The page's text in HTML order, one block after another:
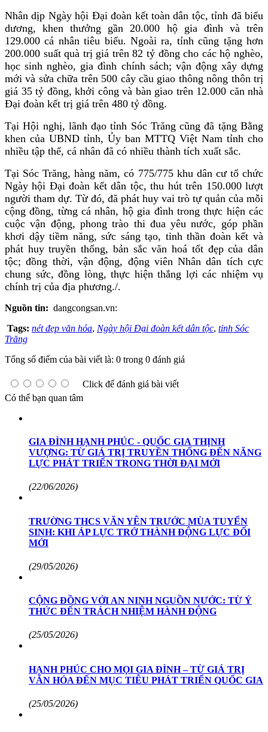
Nhân dịp Ngày hội Đại đoàn kết toàn dân tộc, tỉnh đã biểu
dương, khen thưởng gần 20.000 hộ gia đình và trên
129.000 cá nhân tiêu biểu. Ngoài ra, tỉnh cũng tặng hơn
200.000 suất quà trị giá trên 82 tỷ đồng cho các hộ nghèo,
học sinh nghèo, gia đình chính sách; vận động xây dựng
mới và sửa chữa trên 500 cây cầu giao thông nông thôn trị
giá 35 tỷ đồng, khởi công và bàn giao trên 12.000 căn nhà
Đại đoàn kết trị giá trên 480 tỷ đồng.
Tại Hội nghị, lãnh đạo tỉnh Sóc Trăng cũng đã tặng Bằng
khen của UBND tỉnh, Ủy ban MTTQ Việt Nam tỉnh cho
nhiều tập thể, cá nhân đã có nhiều thành tích xuất sắc.
Tại Sóc Trăng, hàng năm, có 775/775 khu dân cư tổ chức
Ngày hội Đại đoàn kết dân tộc, thu hút trên 150.000 lượt
người tham dự. Từ đó, đã phát huy vai trò tự quản của mỗi
cộng đồng, từng cá nhân, hộ gia đình trong thực hiện các
cuộc vận động, phong trào thi đua yêu nước, góp phần
khơi dậy tiềm năng, sức sáng tạo, tinh thần đoàn kết và
phát huy truyền thống, bản sắc văn hoá tốt đẹp của dân
tộc; đồng thời, vận động, động viên Nhân dân tích cực
chung sức, đồng lòng, thực hiện thắng lợi các nhiệm vụ
chính trị của địa phương./.
Nguồn tin: dangcongsan.vn:
Tags: nét đẹp văn hóa, Ngày hội Đại đoàn kết dân tộc, tỉnh Sóc
Trăng
Tổng số điểm của bài viết là: 0 trong 0 đánh giá
Click để đánh giá bài viết
Có thể bạn quan tâm
GIA ĐÌNH HẠNH PHÚC - QUỐC GIA THỊNH
VƯỢNG: TỪ GIÁ TRỊ TRUYỀN THỐNG ĐẾN NĂNG
LỰC PHÁT TRIỂN TRONG THỜI ĐẠI MỚI
(22/06/2026)
TRƯỜNG THCS VĂN YÊN TRƯỚC MÙA TUYỂN
SINH: KHI ÁP LỰC TRỞ THÀNH ĐỘNG LỰC ĐỔI
MỚI
(29/05/2026)
CỘNG ĐỒNG VỚI AN NINH NGUỒN NƯỚC: TỪ Ý
THỨC ĐẾN TRÁCH NHIỆM HÀNH ĐỘNG
(25/05/2026)
HẠNH PHÚC CHO MỌI GIA ĐÌNH – TỪ GIÁ TRỊ
VĂN HÓA ĐẾN MỤC TIÊU PHÁT TRIỂN QUỐC GIA
(25/05/2026)